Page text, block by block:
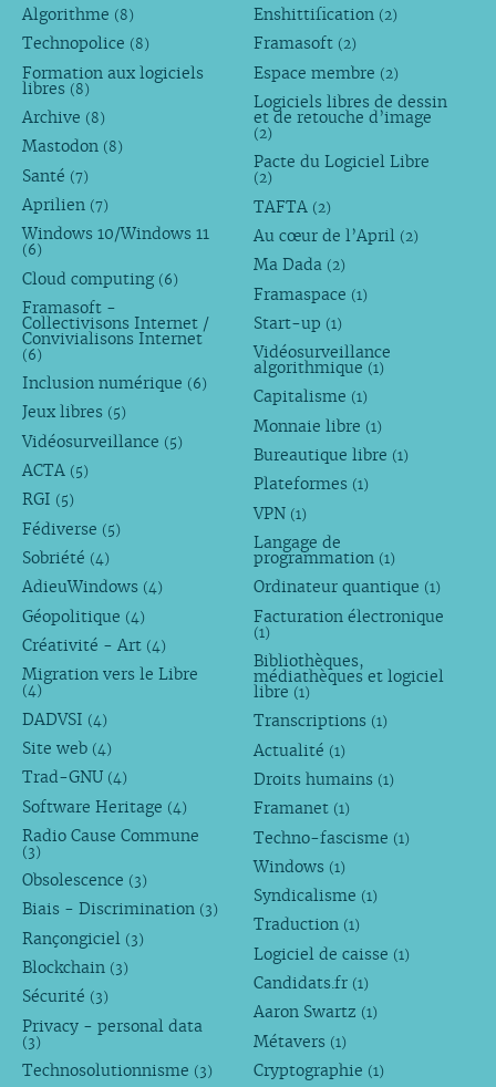
Algorithme (8)
Technopolice (8)
Formation aux logiciels
libres (8)
Archive (8)
Mastodon (8)
Santé (7)
Aprilien (7)
Windows 10/Windows 11
(6)
Cloud computing (6)
Framasoft -
Collectivisons Internet /
Convivialisons Internet
(6)
Inclusion numérique (6)
Jeux libres (5)
Vidéosurveillance (5)
ACTA (5)
RGI (5)
Fédiverse (5)
Sobriété (4)
AdieuWindows (4)
Géopolitique (4)
Créativité - Art (4)
Migration vers le Libre
(4)
DADVSI (4)
Site web (4)
Trad-GNU (4)
Software Heritage (4)
Radio Cause Commune
(3)
Obsolescence (3)
Biais - Discrimination (3)
Rançongiciel (3)
Blockchain (3)
Sécurité (3)
Privacy - personal data
(3)
Technosolutionnisme (3)
Enshittification (2)
Framasoft (2)
Espace membre (2)
Logiciels libres de dessin
et de retouche d’image
(2)
Pacte du Logiciel Libre
(2)
TAFTA (2)
Au cœur de l’April (2)
Ma Dada (2)
Framaspace (1)
Start-up (1)
Vidéosurveillance
algorithmique (1)
Capitalisme (1)
Monnaie libre (1)
Bureautique libre (1)
Plateformes (1)
VPN (1)
Langage de
programmation (1)
Ordinateur quantique (1)
Facturation électronique
(1)
Bibliothèques,
médiathèques et logiciel
libre (1)
Transcriptions (1)
Actualité (1)
Droits humains (1)
Framanet (1)
Techno-fascisme (1)
Windows (1)
Syndicalisme (1)
Traduction (1)
Logiciel de caisse (1)
Candidats.fr (1)
Aaron Swartz (1)
Métavers (1)
Cryptographie (1)